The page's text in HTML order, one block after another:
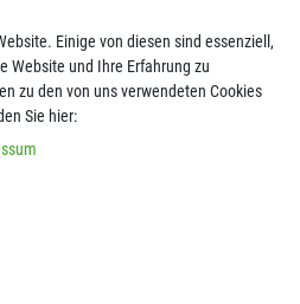
Einige von diesen sind essenziell,
Website und Ihre Erfahrung zu
zu den von uns verwendeten Cookies
Sie hier: